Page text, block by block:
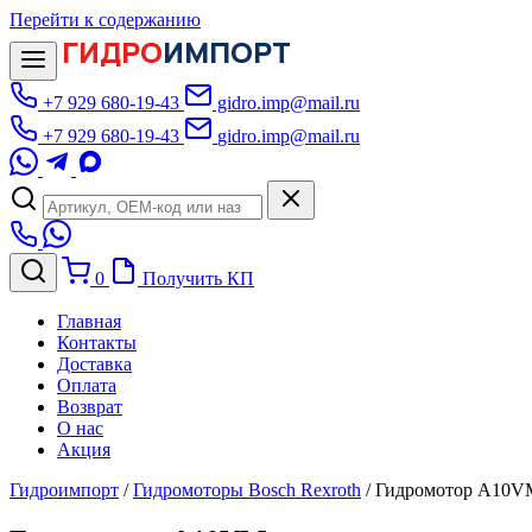
Перейти к содержанию
ГИДРОИМПОРТ
+7 929 680-19-43
gidro.imp@mail.ru
+7 929 680-19-43
gidro.imp@mail.ru
0 Получить КП
Главная
Контакты
Доставка
Оплата
Возврат
О нас
Акция
Гидроимпорт /Гидромоторы Bosch Rexroth /Гидромотор